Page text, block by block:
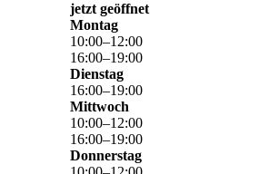
jetzt geöffnet
Montag
10:00–12:00
16:00–19:00
Dienstag
16:00–19:00
Mittwoch
10:00–12:00
16:00–19:00
Donnerstag